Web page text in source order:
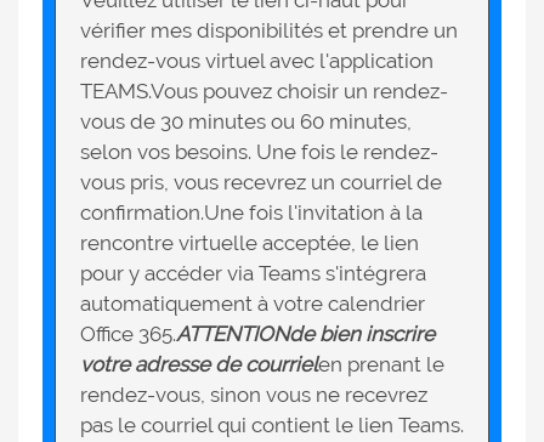
vérifier mes disponibilités et prendre un
rendez-vous virtuel avec l'application
TEAMS.Vous pouvez choisir un rendez-
vous de 30 minutes ou 60 minutes,
selon vos besoins. Une fois le rendez-
vous pris, vous recevrez un courriel de
confirmation.Une fois l'invitation à la
rencontre virtuelle acceptée, le lien
pour y accéder via Teams s'intégrera
automatiquement à votre calendrier
Office 365.ATTENTIONde bien inscrire
votre adresse de courrielen prenant le
rendez-vous, sinon vous ne recevrez
pas le courriel qui contient le lien Teams.